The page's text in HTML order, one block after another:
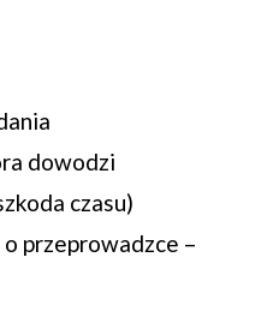
dowodzi
czasu)
przeprowadzce –